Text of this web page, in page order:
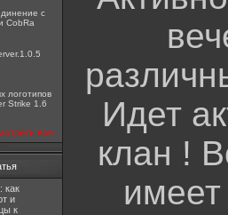
с
CobRa
логотипов
Strike 1.6
все
как
и
к
Идет
клан !